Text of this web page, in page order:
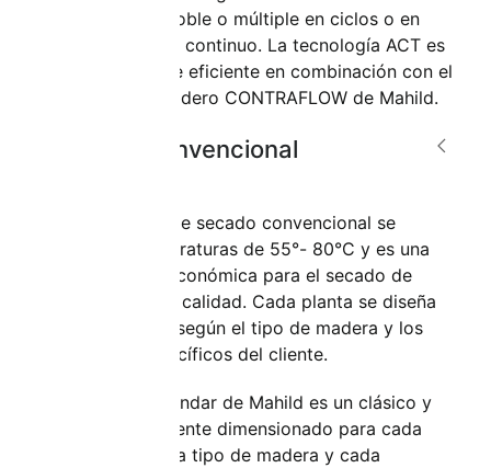
rieles simple, doble o múltiple en ciclos o en
funcionamiento continuo. La tecnología ACT es
particularmente eficiente en combinación con el
diseño del secadero CONTRAFLOW de Mahild.
Secado convencional
La tecnología de secado convencional se
realiza a temperaturas de 55°- 80°C y es una
solución muy económica para el secado de
madera de alta calidad. Cada planta se diseña
especialmente según el tipo de madera y los
requisitos específicos del cliente.
El secador estándar de Mahild es un clásico y
está especialmente dimensionado para cada
aplicación, cada tipo de madera y cada